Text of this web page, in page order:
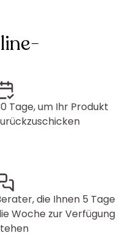
Tage, um Ihr Produkt
die Ihnen 5 Tage
Woche zur Verfügung